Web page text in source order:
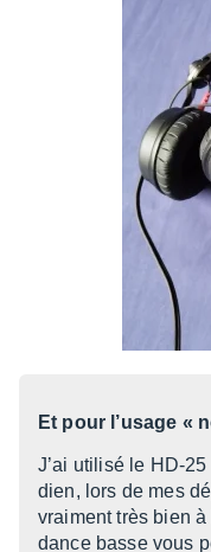
Et pour l’usage «
J’ai utilisé le HD-
dien, lors de mes
vrai­ment très bien
dance basse vous